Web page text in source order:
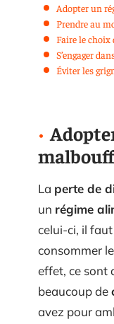
Adopter un
Prendre au
Faire le choix
S’engager
Éviter les
La perte de
un régime
celui-ci, il
consommer
effet, ce sont
beaucoup de
avez pour